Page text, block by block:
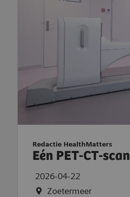
Redactie HealthMatters
Eén PET-CT-
2026-04-22
Zoetermeer